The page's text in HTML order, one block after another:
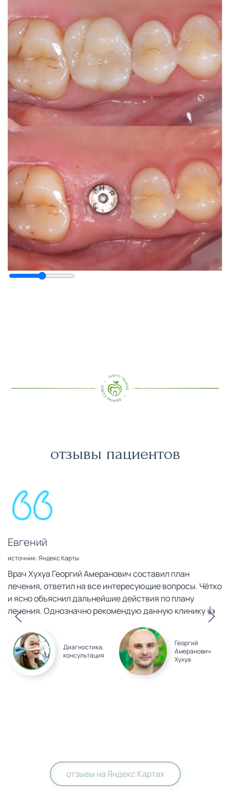
отзывы пациентов
Евгений
источник: Яндекс Карты
Врач Хухуа Георгий Амеранович составил план
лечения, ответил на все интересующие вопросы. Чётко
и ясно объяснил дальнейшие действия по плану
лечения. Однозначно рекомендую данную клинику 👍
Диагностика,
консультация
Георгий
Амеранович
Хухуа
отзывы на Яндекс Картах